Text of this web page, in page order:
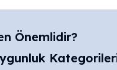
Önemlidir?